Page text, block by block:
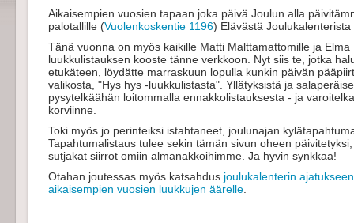
Aikaisempien vuosien tapaan joka päivä Joulun alla
palotallille (Vuolenkoskentie 1196) Elävästä
Tänä vuonna on myös kaikille Matti Malttamattomille ja
luukkulistauksen kooste tänne verkkoon. Nyt siis te, jotka
etukäteen, löydätte marraskuun lopulla kunkin päivän
valikosta, "Hys hys -luukkulistasta". Yllätyksistä ja
pysytelkäähän loitommalla ennakkolistauksesta - ja
korviinne.
Toki myös jo perinteiksi istahtaneet, joulunajan
Tapahtumalistaus tulee sekin tämän sivun oheen
sutjakat siirrot omiin almanakkoihimme. Ja hyvin synkkaa!
Otahan joutessas myös katsahdus joulukalenterin ajatukseen
aikaisempien vuosien luukkujen äärelle